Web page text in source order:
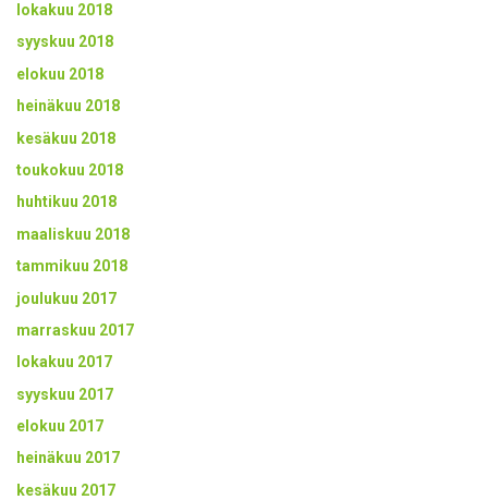
lokakuu 2018
syyskuu 2018
elokuu 2018
heinäkuu 2018
kesäkuu 2018
toukokuu 2018
huhtikuu 2018
maaliskuu 2018
tammikuu 2018
joulukuu 2017
marraskuu 2017
lokakuu 2017
syyskuu 2017
elokuu 2017
heinäkuu 2017
kesäkuu 2017